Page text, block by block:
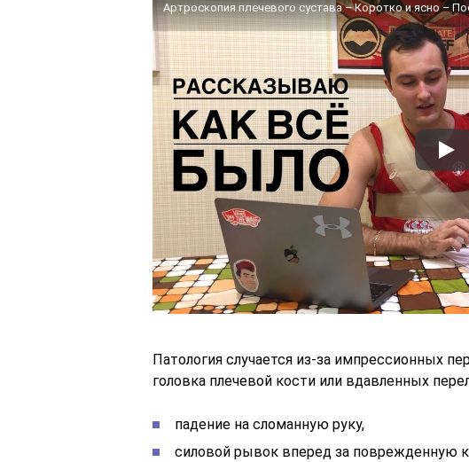
Артроскопия плечевого сустава – Коротко и ясно –
Патология случается из-за импрессионных
головка плечевой кости или вдавленных
падение на сломанную руку,
силовой рывок вперед за поврежденную